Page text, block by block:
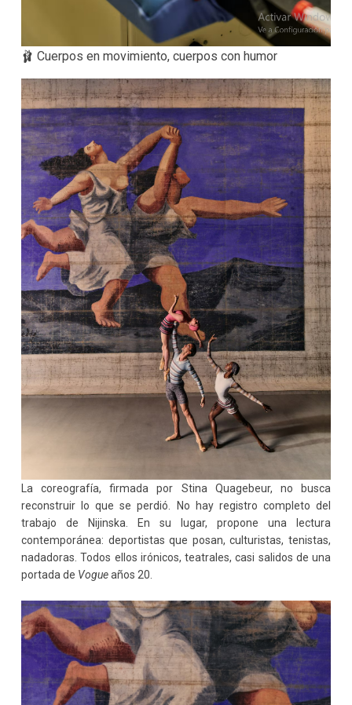
🩰 Cuerpos en movimiento, cuerpos con humor
La coreografía, firmada por Stina Quagebeur, no busca
reconstruir lo que se perdió. No hay registro completo del
trabajo de Nijinska. En su lugar, propone una lectura
contemporánea: deportistas que posan, culturistas, tenistas,
nadadoras. Todos ellos irónicos, teatrales, casi salidos de una
portada de Vogueaños 20.